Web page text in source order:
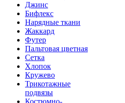
Джинс
Бифлекс
Нарядные ткани
Жаккард
Футер
Пальтовая цветная
Сетка
Хлопок
Кружево
Трикотажные
подвязы
Костюмно-